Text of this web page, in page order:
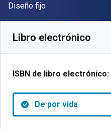
Formato
Diseño fijo
Libro electrónico
ISBN de libro electrónico:
De por vida